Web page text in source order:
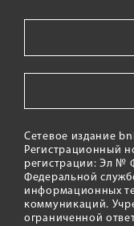
Сетевое издание
Регистрационный
регистрации: Эл №
Федеральной
информационных
коммуникаций.
ограниченной